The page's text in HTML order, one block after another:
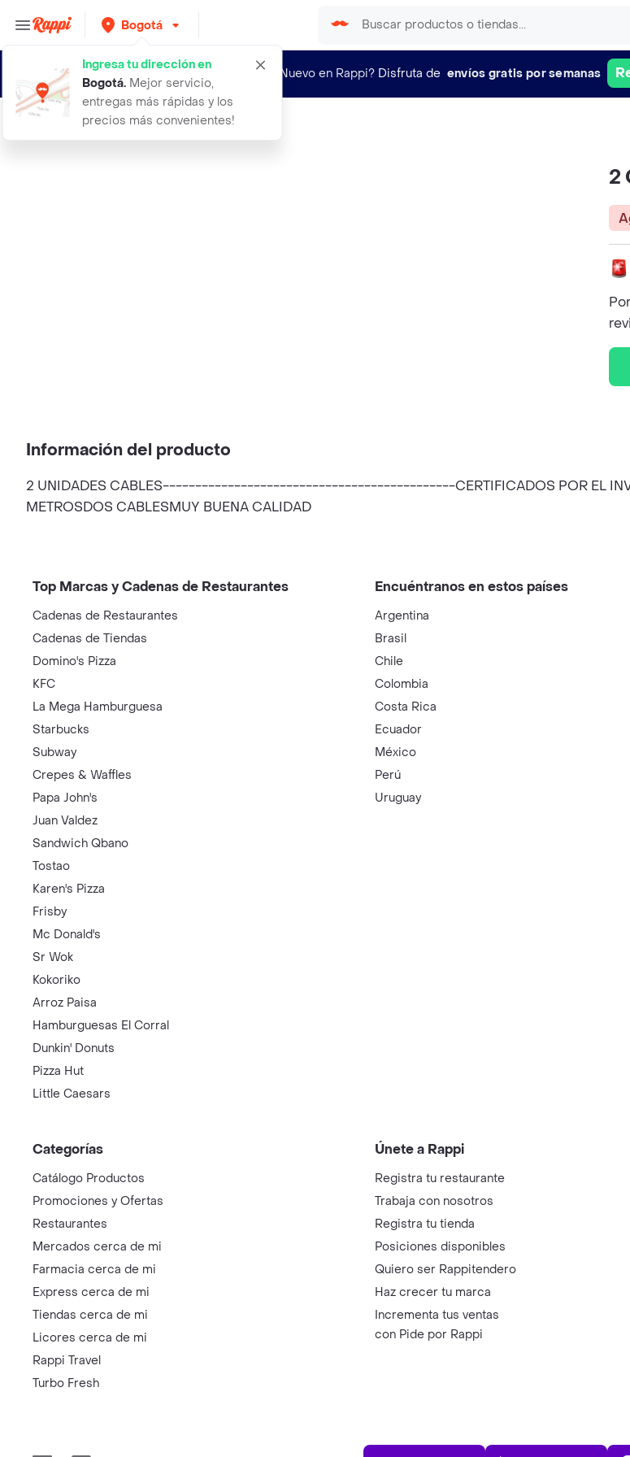
Bogotá
Ingresa tu dirección en
Bogotá. Mejor servicio,
entregas más rápidas y los
precios más convenientes!
¿Nuevo en Rappi? Disfruta de envíos gratis por semanas
2 cables para tens ems tipo aguja 2
2
Información del producto
2 UNIDADES CABLES---------------------------------------------CERTIFICADOS POR EL
METROSDOS CABLESMUY BUENA CALIDAD
Top Marcas y Cadenas de Restaurantes
Cadenas de Restaurantes
Cadenas de Tiendas
Domino's Pizza
KFC
La Mega Hamburguesa
Starbucks
Subway
Crepes & Waffles
Papa John's
Juan Valdez
Sandwich Qbano
Tostao
Karen's Pizza
Frisby
Mc Donald's
Sr Wok
Kokoriko
Arroz Paisa
Hamburguesas El Corral
Dunkin' Donuts
Pizza Hut
Little Caesars
Encuéntranos en estos países
Argentina
Brasil
Chile
Colombia
Costa Rica
Ecuador
México
Perú
Uruguay
Categorías
Catálogo Productos
Promociones y Ofertas
Restaurantes
Mercados cerca de mi
Farmacia cerca de mi
Express cerca de mi
Tiendas cerca de mi
Licores cerca de mi
Rappi Travel
Turbo Fresh
Únete a Rappi
Registra tu restaurante
Trabaja con nosotros
Registra tu tienda
Posiciones disponibles
Quiero ser Rappitendero
Haz crecer tu marca
Incrementa tus ventas
con Pide por Rappi
App Store Play Store